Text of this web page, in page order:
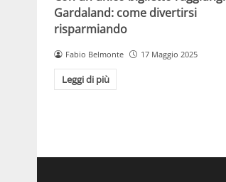
Gardaland: come divertirsi
risparmiando
Fabio Belmonte 17 Maggio 2025
Leggi di più